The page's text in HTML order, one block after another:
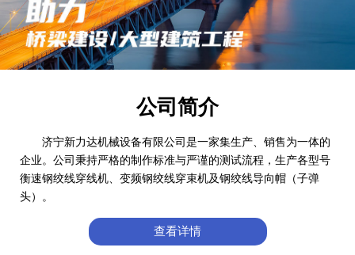
公司简介
济宁新力达机械设备有限公司是一家集生产、销售为一体的
企业。公司秉持严格的制作标准与严谨的测试流程，生产各型号
衡速钢绞线穿线机、变频钢绞线穿束机及钢绞线导向帽（子弹
头）。
查看详情